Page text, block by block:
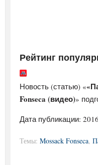
Рейтинг
Новость (статью) «
Fonseca (видео)»
Дата публикации:
Темы: Mossack Fonseca,